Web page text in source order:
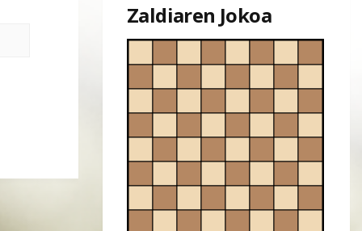
Zaldiaren Jokoa